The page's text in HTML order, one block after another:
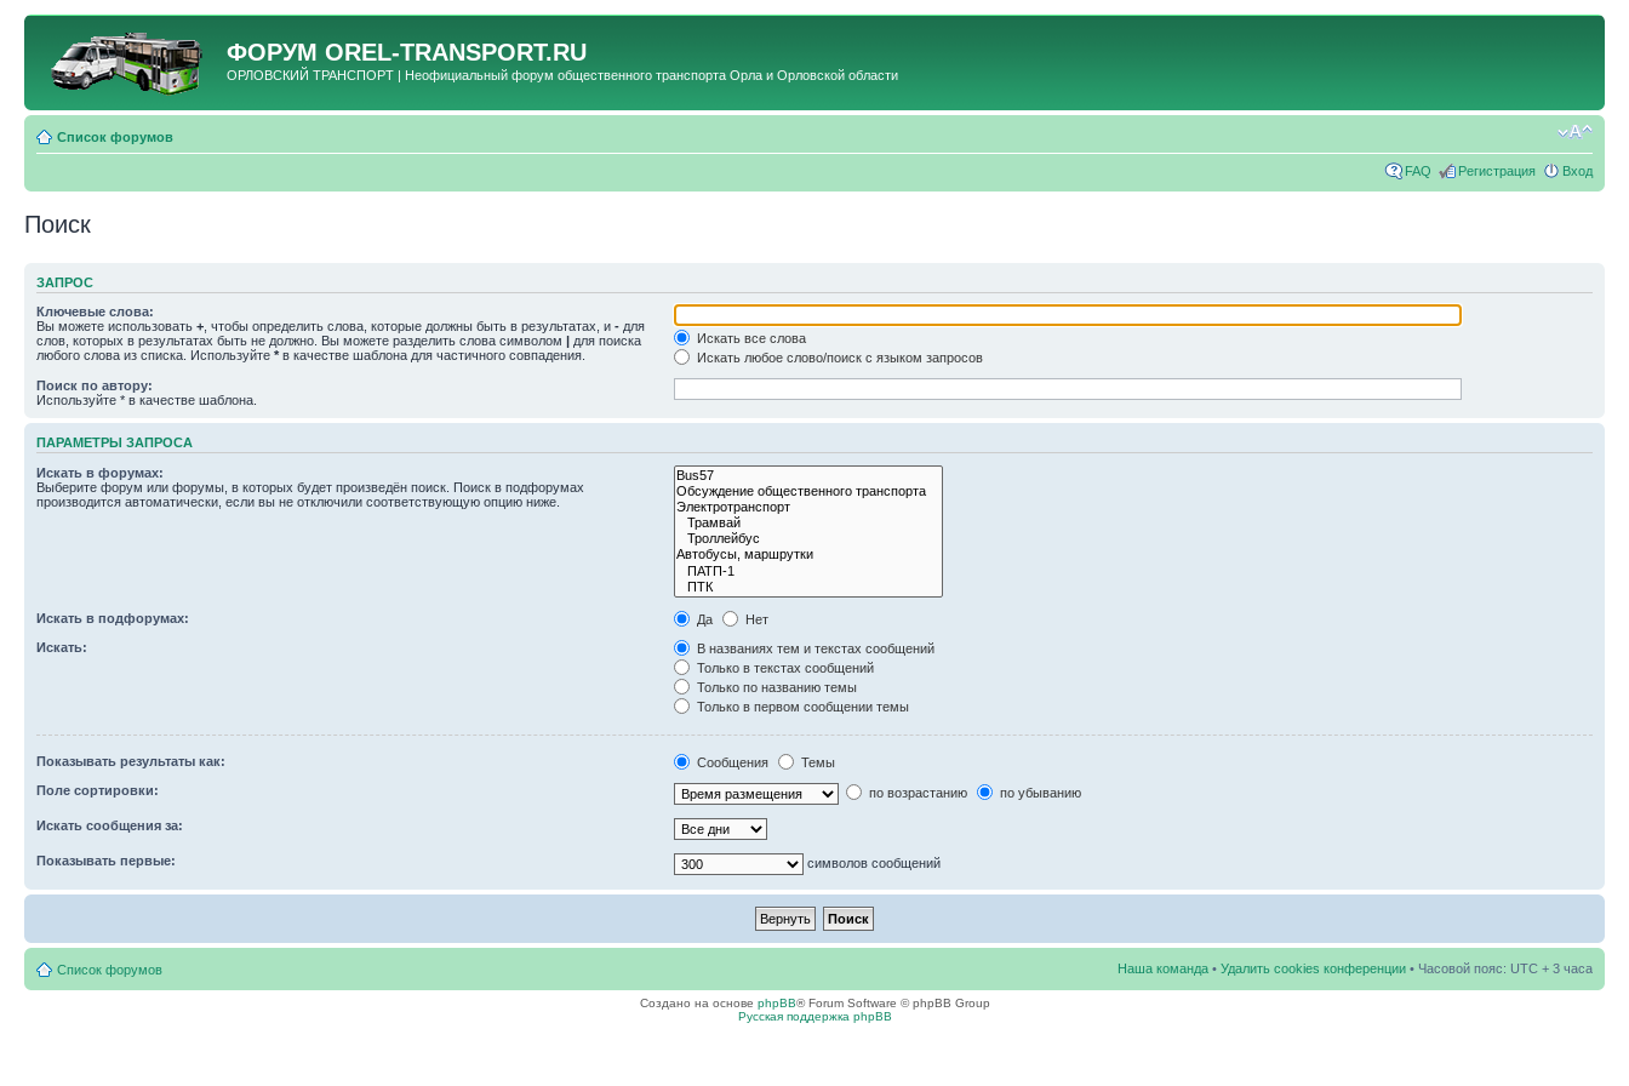
ФОРУМ OREL-TRANSPORT.RU
ОРЛОВСКИЙ ТРАНСПОРТ | Неофициальный форум общественного транспорта Орла и Орловской области
Список форумов
FAQ Регистрация Вход
Поиск
ЗАПРОС
Ключевые слова:
Вы можете использовать + , чтобы определить слова, которые должны быть в результатах, и - для
слов, которых в результатах быть не должно. Вы можете разделить слова символом | для поиска
любого слова из списка. Используйте * в качестве шаблона для частичного совпадения.
Искать все слова
Искать любое слово/поиск с языком запросов
Поиск по автору:
Используйте * в качестве шаблона.
ПАРАМЕТРЫ ЗАПРОСА
Искать в форумах:
Выберите форум или форумы, в которых будет произведён поиск. Поиск в подфорумах
производится автоматически, если вы не отключили соответствующую опцию ниже.
Искать в подфорумах: Да
Нет
Искать:
В названиях тем и текстах сообщений
Только в текстах сообщений
Только по названию темы
Только в первом сообщении темы
Показывать результаты как: Сообщения
Темы
Поле сортировки:
по возрастанию по убыванию
Искать сообщения за:
Показывать первые: символов сообщений
Список форумов Наша команда • Удалить cookies конференции • Часовой пояс: UTC + 3 часа
Создано на основе phpBB® Forum Software © phpBB Group
Русская поддержка phpBB